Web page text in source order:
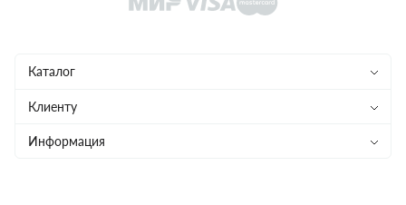
Каталог
Чемоданы
Рюкзаки
Клиенту
Магазины
Информация